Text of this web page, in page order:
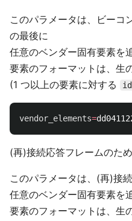
このパラメータは、ビーコ
の最後に
任意のベンダー固有要素を
要素のフォーマットは、生
(1 つ以上の要素に対する
vendor_elements=
(再)接続応答フレームのた
このパラメータは、(再)接
任意のベンダー固有要素を
要素のフォーマットは、生